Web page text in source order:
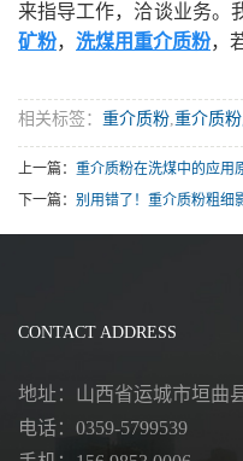
来指导工作，洽谈业务。
矿粉， 洗煤用重介质粉，
相关标签： 重介质粉,重介质
上一篇： 重介质粉在洗煤中的应用
下一篇： 别用错了！重介质粉粗细
CONTACT ADDRESS
地址：山西省运城市垣曲
电话：0359-5799539